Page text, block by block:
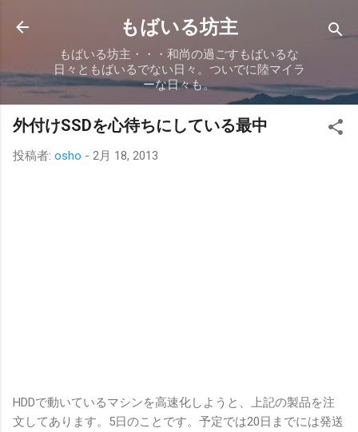
スキップしてメイン コンテンツに移動
もばいる坊主
もばいる坊主・・・和尚の過ごすもばいるな
日々ともばいるでない日々。ついでに陸マイラ
ーな日々も。
外付けSSDを心待ちにしている最中
投稿者: osho - 2月 18, 2013
HDDで動いているマシンを高速化しようと、上記の製品を注
文してあります。5日のことです。予定では20日までには発送